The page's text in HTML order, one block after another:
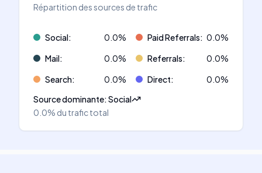
Répartition des sources de trafic
Social: 0.0% Paid Referrals: 0.0%
Mail: 0.0% Referrals: 0.0%
Search: 0.0% Direct: 0.0%
Source dominante:Social
0.0% du trafic total